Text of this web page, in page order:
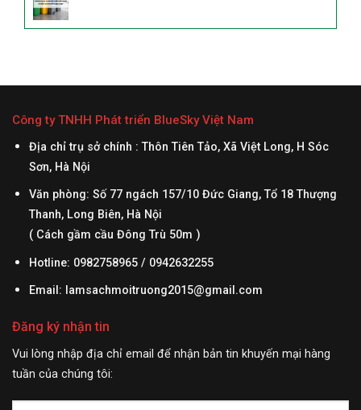
Công ty TNHH Phát triển BlueSky Việt Nam
Địa chỉ trụ sở chính : Thôn Tiên Tảo, Xã Việt Long, H Sóc
Sơn, Hà Nội
Văn phòng: Số 77 ngách 157/10 Đức Giang, Tổ 18 Thượng
Thanh, Long Biên, Hà Nội
( Cách gầm cầu Đông Trù 50m )
Hotline: 0982758965 / 0942632255
Email: lamsachmoitruong2015@gmail.com
Đăng ký nhận tin
Vui lòng nhập địa chỉ email để nhận bản tin khuyến mại hàng
tuần của chúng tôi: